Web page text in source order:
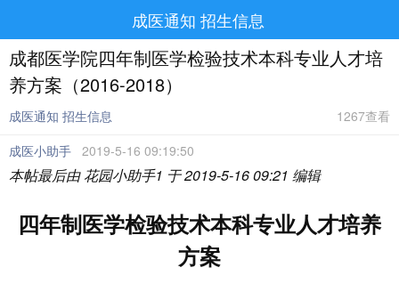
成医通知 招生信息
成都医学院四年制医学检验技术本科专业人才培
养方案（2016-2018）
成医通知 招生信息
1267查看
成医小助手 2019-5-16 09:19:50
本帖最后由 花园小助手1 于 2019-5-16 09:21 编辑
四年制医学检验技术本科专业人才培养
方案